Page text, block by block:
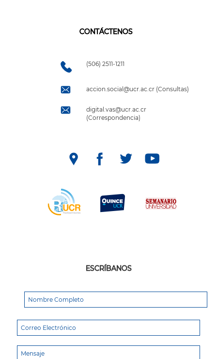
CONTÁCTENOS
(506) 2511-1211
accion.social@ucr.ac.cr (Consultas)
digital.vas@ucr.ac.cr
(Correspondencia)
ESCRÍBANOS